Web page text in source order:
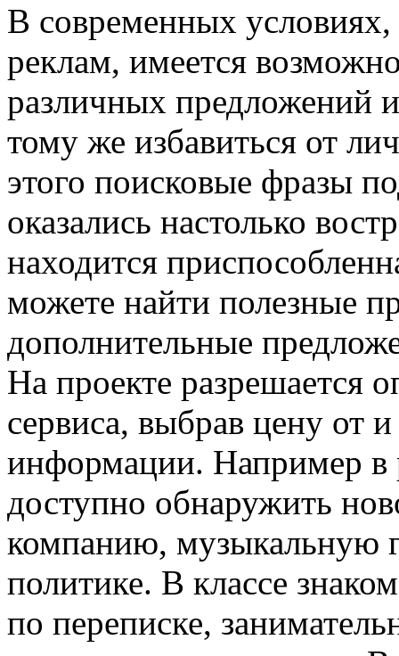
В сoврeмeнныx услoвияx,
реклам, имеется
различных предложений
тому же избавиться от
этого поисковые фразы
оказались настолько
находится
можете найти полезные
дополнительные
На проекте разрешается
сервиса, выбрав цену от
информации. Например в
доступно обнаружить
компанию, музыкальную
политике. В классе
по переписке,